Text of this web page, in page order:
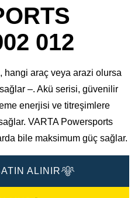
012
hangi araç veya arazi olursa
–. Akü serisi, güvenilir
enerjisi ve titreşimlere
VARTA Powersports
bile maksimum güç sağlar.
ALINIR